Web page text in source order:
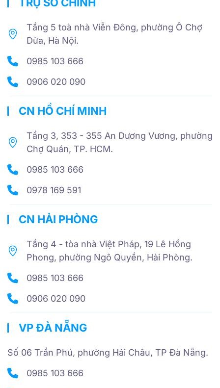
TRỤ SỞ CHÍNH
Tầng 5 toà nhà Viễn Đông, phường Ô Chợ
Dừa, Hà Nội.
0985 103 666
0906 020 090
CN HỒ CHÍ MINH
Tầng 3, 353 - 355 An Dương Vương, phường
Chợ Quán, TP. HCM.
0985 103 666
0978 169 591
CN HẢI PHÒNG
Tầng 4 - tòa nhà Việt Pháp, 19 Lê Hồng
Phong, phường Ngô Quyền, Hải Phòng.
0985 103 666
0906 020 090
VP ĐÀ NẴNG
Số 06 Trần Phú, phường Hải Châu, TP Đà Nẵng.
0985 103 666